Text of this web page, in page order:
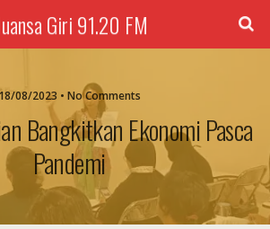
Giri 91.20 FM
18/08/2023 • No Comments
Bangkitkan Ekonomi Pasca
Pandemi